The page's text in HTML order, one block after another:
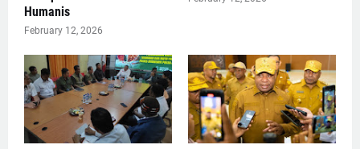
Humanis
February 12, 2026